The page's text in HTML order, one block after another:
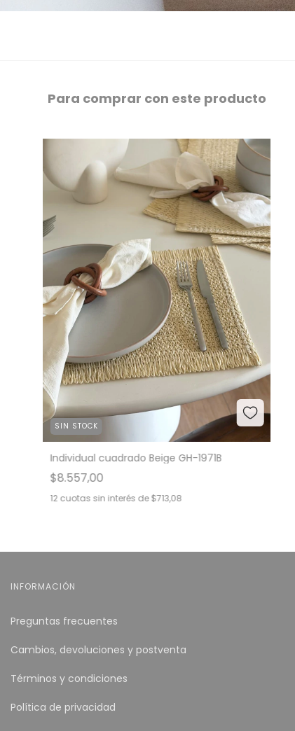
Para comprar con este producto
SIN STOCK
Individual cuadrado Beige GH-1971B
$8.557,00
12 cuotas sin interés de$713,08
INFORMACIÓN
Preguntas frecuentes
Cambios, devoluciones y postventa
Términos y condiciones
Política de privacidad